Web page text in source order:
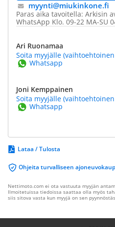
myynti@​miukinkone.fi
Paras aika tavoitella: Arkisin
WhatsApp Klo. 09-22 MA-SU
Ari Ruonamaa
Soita myyjälle
Whatsapp
Joni Kemppainen
Soita myyjälle
Whatsapp
Lataa / Tulosta
Ohjeita turvalliseen
Nettimoto.com ei ota vastuuta myyjän
Ilmoitetuissa tiedoissa saattaa olla myös
siis sitova vasta kun myyjä on sen